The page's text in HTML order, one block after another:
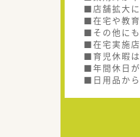
■店舗拡大に
■在宅や教育
■その他にも
■在宅実施店
■育児休暇は
■年間休日
■日用品から